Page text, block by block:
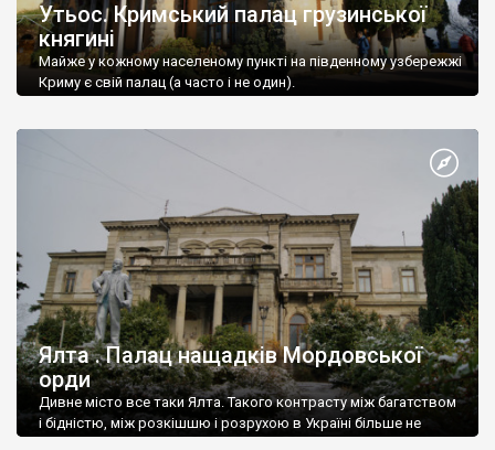
Утьос. Кримський палац грузинської
княгині
Майже у кожному населеному пункті на південному узбережжі
Криму є свій палац (а часто і не один).
Ялта . Палац нащадків Мордовської
орди
Дивне місто все таки Ялта. Такого контрасту між багатством
і бідністю, між розкішшю і розрухою в Україні більше не